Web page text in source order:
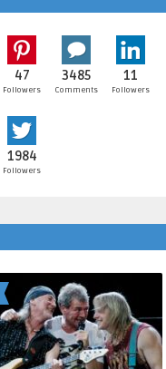
47
Followers
3485
Comments
11
Followers
1984
Followers